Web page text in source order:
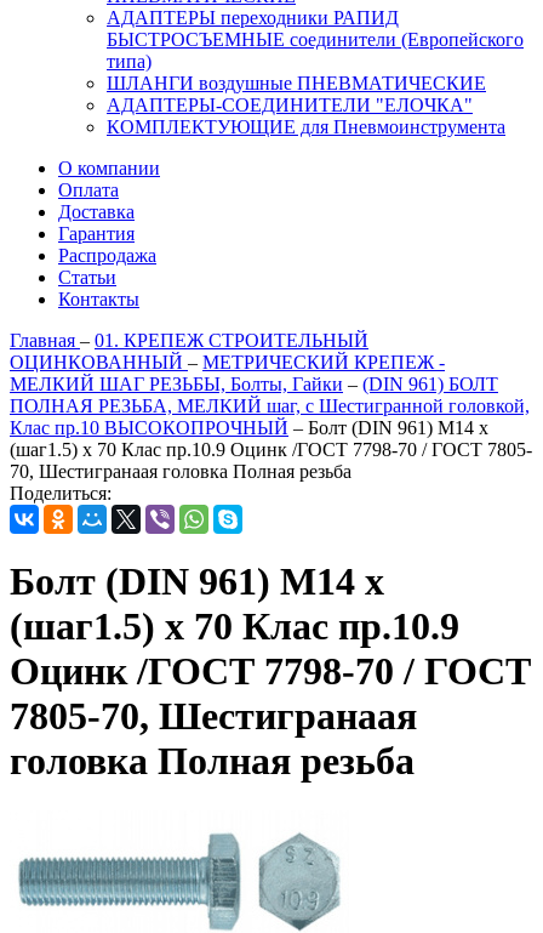
АДАПТЕРЫ переходники РАПИД
БЫСТРОСЪЕМНЫЕ соединители (Европейского
типа)
ШЛАНГИ воздушные ПНЕВМАТИЧЕСКИЕ
АДАПТЕРЫ-СОЕДИНИТЕЛИ "ЕЛОЧКА"
КОМПЛЕКТУЮЩИЕ для Пневмоинструмента
О компании
Оплата
Доставка
Гарантия
Распродажа
Статьи
Контакты
Главная – 01. КРЕПЕЖ СТРОИТЕЛЬНЫЙ
ОЦИНКОВАННЫЙ – МЕТРИЧЕСКИЙ КРЕПЕЖ -
МЕЛКИЙ ШАГ РЕЗЬБЫ, Болты, Гайки – (DIN 961) БОЛТ
ПОЛНАЯ РЕЗЬБА, МЕЛКИЙ шаг, с Шестигранной головкой,
Клас пр.10 ВЫСОКОПРОЧНЫЙ – Болт (DIN 961) M14 x
(шаг1.5) x 70 Клас пр.10.9 Оцинк /ГОСТ 7798-70 / ГОСТ 7805-
70, Шестигранаая головка Полная резьба
Поделиться:
Болт (DIN 961) M14 x
(шаг1.5) x 70 Клас пр.10.9
Оцинк /ГОСТ 7798-70 / ГОСТ
7805-70, Шестигранаая
головка Полная резьба